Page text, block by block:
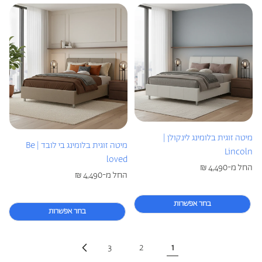
מיטה זוגית בלומינג לינקולן |
Lincoln
מחיר
החל מ-4,490 ₪
בחר אפשרות
מיטה זוגית בלומינג בי לובד | Be
loved
מחיר
החל מ-4,490 ₪
בחר אפשרות
1
2
3